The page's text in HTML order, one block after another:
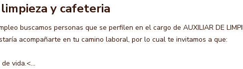
y cafeteria
buscamos personas que se perfilen en el cargo de AUXILIAR DE
acompañarte en tu camino laboral, por lo cual te invitamos a que:
vida.<...